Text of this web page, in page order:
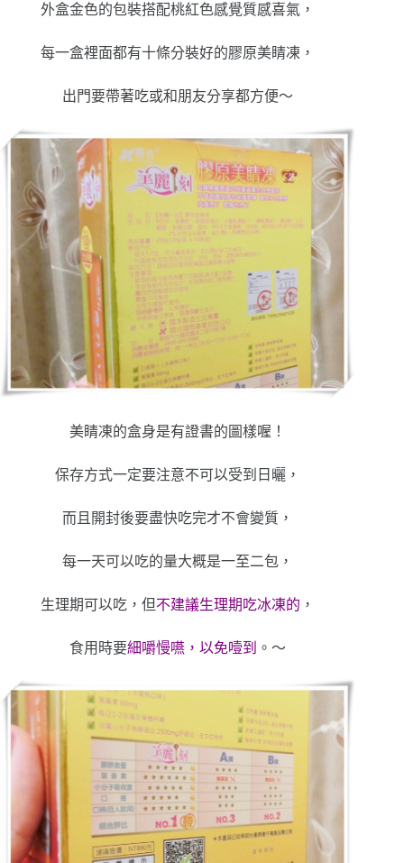
外盒金色的包裝搭配桃紅色感覺質感喜氣，
每一盒裡面都有十條分裝好的膠原美睛凍，
出門要帶著吃或和朋友分享都方便～
美睛凍的盒身是有證書的圖樣喔！
保存方式一定要注意不可以受到日曬，
而且開封後要盡快吃完才不會變質，
每一天可以吃的量大概是一至二包，
生理期可以吃，但不建議生理期吃冰凍的 ，
食用時要細嚼慢嚥，以免噎到 。～